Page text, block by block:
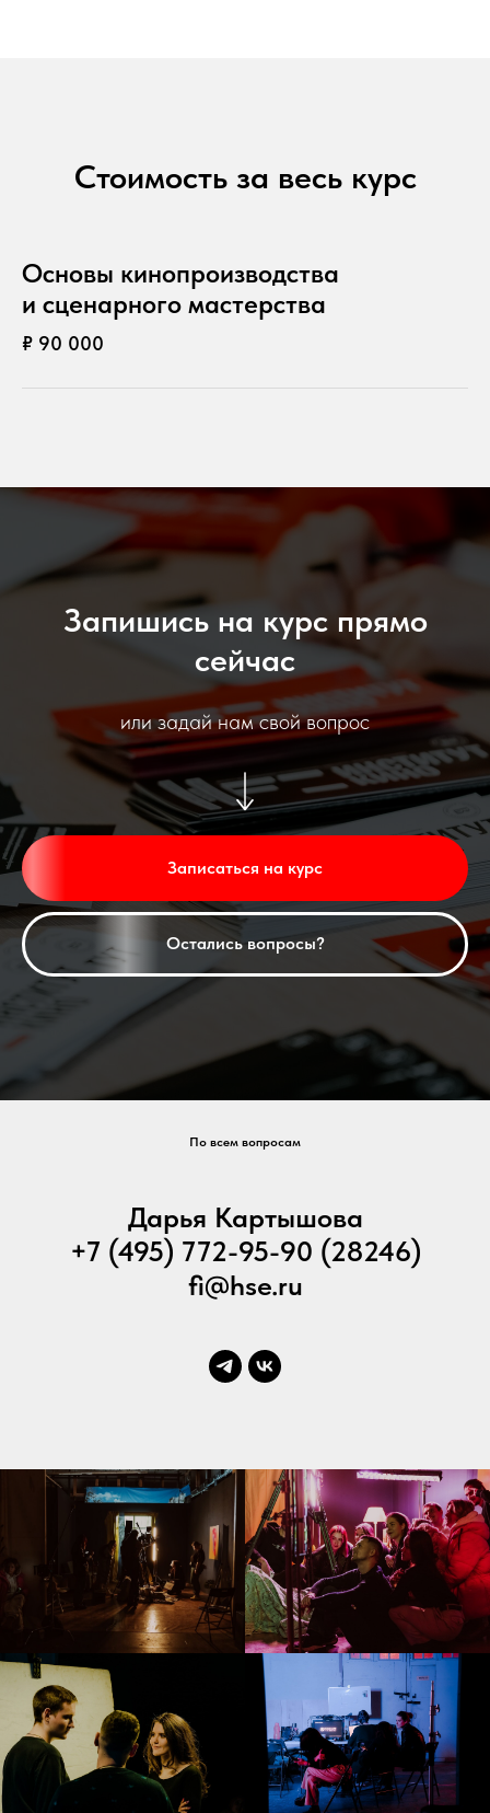
Стоимость за весь курс
Основы кинопроизводства
и сценарного мастерства
₽ 90 000
Запишись на курс прямо
сейчас
или задай нам свой вопрос
Записаться на курс
Остались вопросы?
По всем вопросам
Дарья Картышова
+7 (495) 772-95-90 (28246)
fi@hse.ru